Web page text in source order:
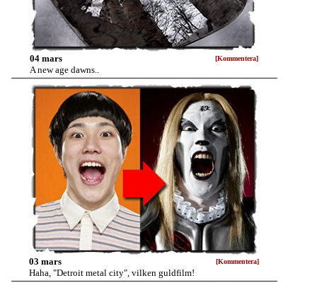
04 mars [Kommentera]
A new age dawns..
03 mars [Kommentera]
Haha, "Detroit metal city", vilken guldfilm!